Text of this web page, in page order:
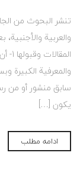
تنشر البحوث من
والعربیة والأجنبیة،
یکون […]
ادامه مطلب